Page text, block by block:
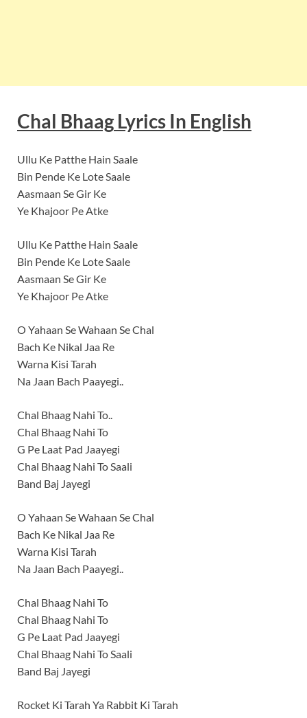
Chal BhaagLyrics In English
Ullu Ke Patthe Hain Saale
Bin Pende Ke Lote Saale
Aasmaan Se Gir Ke
Ye Khajoor Pe Atke
Ullu Ke Patthe Hain Saale
Bin Pende Ke Lote Saale
Aasmaan Se Gir Ke
Ye Khajoor Pe Atke
O Yahaan Se Wahaan Se Chal
Bach Ke Nikal Jaa Re
Warna Kisi Tarah
Na Jaan Bach Paayegi..
Chal Bhaag Nahi To..
Chal Bhaag Nahi To
G Pe Laat Pad Jaayegi
Chal Bhaag Nahi To Saali
Band Baj Jayegi
O Yahaan Se Wahaan Se Chal
Bach Ke Nikal Jaa Re
Warna Kisi Tarah
Na Jaan Bach Paayegi..
Chal Bhaag Nahi To
Chal Bhaag Nahi To
G Pe Laat Pad Jaayegi
Chal Bhaag Nahi To Saali
Band Baj Jayegi
Rocket Ki Tarah Ya Rabbit Ki Tarah